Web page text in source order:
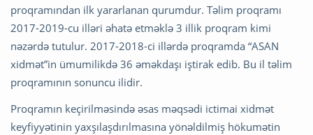
proqramından ilk yararlanan qurumdur. Təlim proqramı
2017-2019-cu illəri əhatə etməklə 3 illik proqram kimi
nəzərdə tutulur. 2017-2018-ci illərdə proqramda “ASAN
xidmət”in ümumilikdə 36 əməkdaşı iştirak edib. Bu il təlim
proqramının sonuncu ilidir.
Proqramın keçirilməsində əsas məqsədi ictimai xidmət
keyfiyyətinin yaxşılaşdırılmasına yönəldilmiş hökumətin